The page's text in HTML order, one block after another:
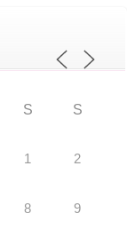
S S
1 2
8 9